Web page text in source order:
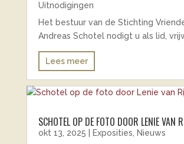
Uitnodigingen
Het bestuur van de Stichting
Andreas Schotel nodigt u als lid,
Lees meer
SCHOTEL OP DE FOTO DOOR LENIE VAN
okt 13, 2025 Exposities
Nieuws